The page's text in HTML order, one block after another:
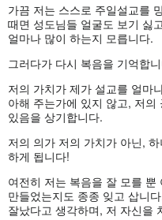
가끔 저는 스스로 주일설교를
때면 성도님들 얼굴도 보기 싫
얼마나 많이 하는지 모릅니다.
그러다가 다시 복음을 기억합
저의 가치가 제가 설교를 얼마
아해 주는가에 있지 않고, 저
있음을 상기합니다.
저의 의가 저의 가치가 아닌,
하게 됩니다!
여전히 저는 복음을 잘 모를
만들었는지도 종종 잊고 삽니
잘났다고 생각하며, 저 자신을